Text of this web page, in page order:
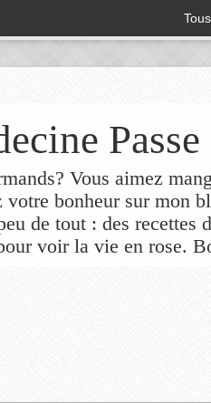
Vous aimez
votre bonheur sur mon
de tout : des recettes
voir la vie en rose.